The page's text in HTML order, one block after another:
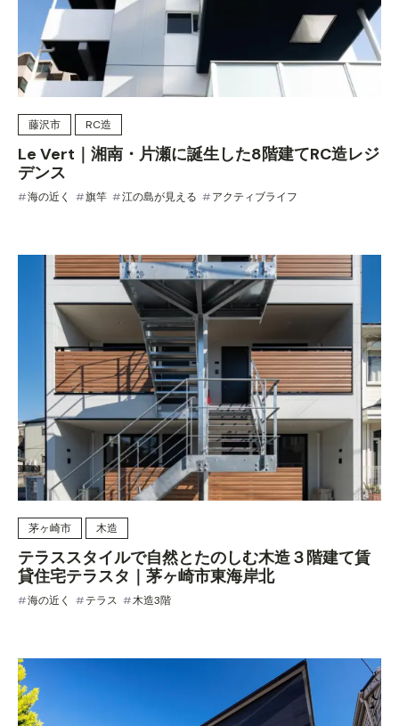
藤沢市 RC造
Le Vert｜湘南・片瀬に誕生した8階建てRC造レジ
デンス
海の近く 旗竿 江の島が見える アクティブライフ
茅ヶ崎市 木造
テラススタイルで自然とたのしむ木造３階建て賃
貸住宅テラスタ｜茅ヶ崎市東海岸北
海の近く テラス 木造3階